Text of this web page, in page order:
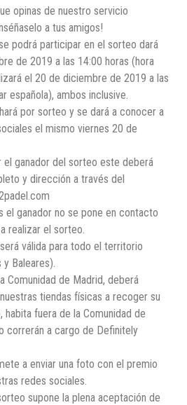
opinas de nuestro servicio
a tus amigos!
podrá participar en el sorteo dará
de 2019 a las 14:00 horas (hora
el 20 de diciembre de 2019 a las
española), ambos inclusive.
por sorteo y se dará a conocer a
el mismo viernes 20 de
el ganador del sorteo este deberá
y dirección a través del
el ganador no se pone en contacto
realizar el sorteo.
válida para todo el territorio
y Baleares).
Comunidad de Madrid, deberá
tiendas físicas a recoger su
fuera de la Comunidad de
correrán a cargo de Definitely
a enviar una foto con el premio
redes sociales.
supone la plena aceptación de